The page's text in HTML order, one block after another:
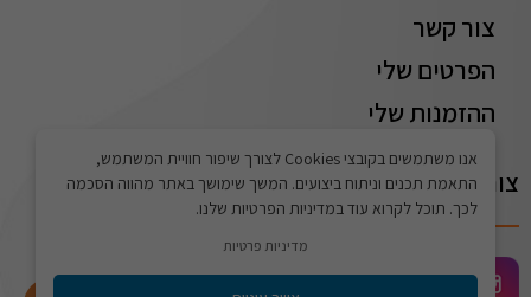
אנו משתמשים בקובצי Cookies לצורך שיפור חוויית המשתמש,
התאמת תכנים וניתוח ביצועים. המשך שימושך באתר מהווה הסכמה
לכך. תוכל לקרוא עוד במדיניות הפרטיות שלנו.
מדיניות פרטיות
צור קשר
הפרטים שלי
ההזמנות שלי
צור קשר